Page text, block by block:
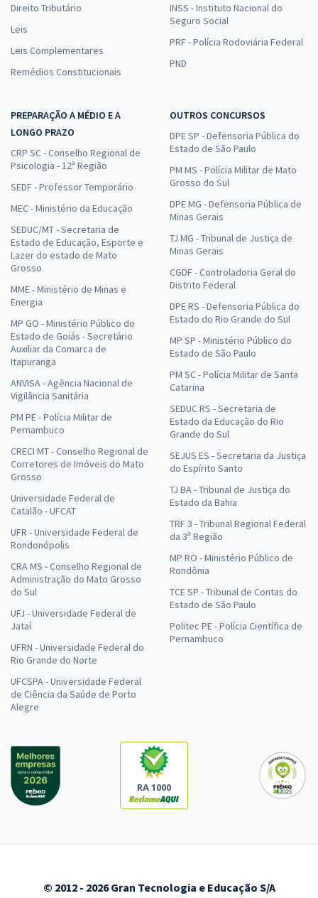
Direito Tributário
Leis
Leis Complementares
Remédios Constitucionais
INSS - Instituto Nacional do
Seguro Social
PRF - Polícia Rodoviária Federal
PND
PREPARAÇÃO A MÉDIO E A
LONGO PRAZO
CRP SC - Conselho Regional de
Psicologia - 12ª Região
SEDF - Professor Temporário
MEC - Ministério da Educação
SEDUC/MT - Secretaria de
Estado de Educação, Esporte e
Lazer do estado de Mato
Grosso
MME - Ministério de Minas e
Energia
MP GO - Ministério Público do
Estado de Goiás - Secretário
Auxiliar da Comarca de
Itapuranga
ANVISA - Agência Nacional de
Vigilância Sanitária
PM PE - Polícia Militar de
Pernambuco
CRECI MT - Conselho Regional de
Corretores de Imóveis do Mato
Grosso
Universidade Federal de
Catalão - UFCAT
UFR - Universidade Federal de
Rondonópolis
CRA MS - Conselho Regional de
Administração do Mato Grosso
do Sul
UFJ - Universidade Federal de
Jataí
UFRN - Universidade Federal do
Rio Grande do Norte
UFCSPA - Universidade Federal
de Ciência da Saúde de Porto
Alegre
OUTROS CONCURSOS
DPE SP - Defensoria Pública do
Estado de São Paulo
PM MS - Polícia Militar de Mato
Grosso do Sul
DPE MG - Defensoria Pública de
Minas Gerais
TJ MG - Tribunal de Justiça de
Minas Gerais
CGDF - Controladoria Geral do
Distrito Federal
DPE RS - Defensoria Pública do
Estado do Rio Grande do Sul
MP SP - Ministério Público do
Estado de São Paulo
PM SC - Polícia Militar de Santa
Catarina
SEDUC RS - Secretaria de
Estado da Educação do Rio
Grande do Sul
SEJUS ES - Secretaria da Justiça
do Espírito Santo
TJ BA - Tribunal de Justiça do
Estado da Bahia
TRF 3 - Tribunal Regional Federal
da 3ª Região
MP RO - Ministério Público de
Rondônia
TCE SP - Tribunal de Contas do
Estado de São Paulo
Politec PE - Polícia Científica de
Pernambuco
RA 1000
© 2012 - 2026 Gran Tecnologia e Educação S/A